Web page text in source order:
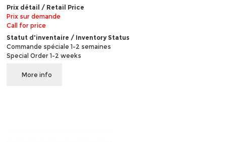
Prix détail / Retail Price
Prix sur demande
Call for price
Statut d'inventaire / Inventory Status
Commande spéciale 1-2 semaines
Special Order 1-2 weeks
More info